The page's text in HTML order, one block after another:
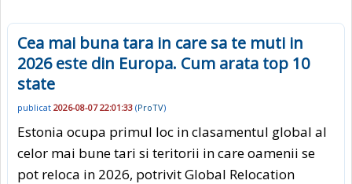
Cea mai buna tara in care sa te muti in
2026 este din Europa. Cum arata top 10
state
publicat 2026-08-07 22:01:33 (ProTV)
Estonia ocupa primul loc in clasamentul global al
celor mai bune tari si teritorii in care oamenii se
pot reloca in 2026, potrivit Global Relocation